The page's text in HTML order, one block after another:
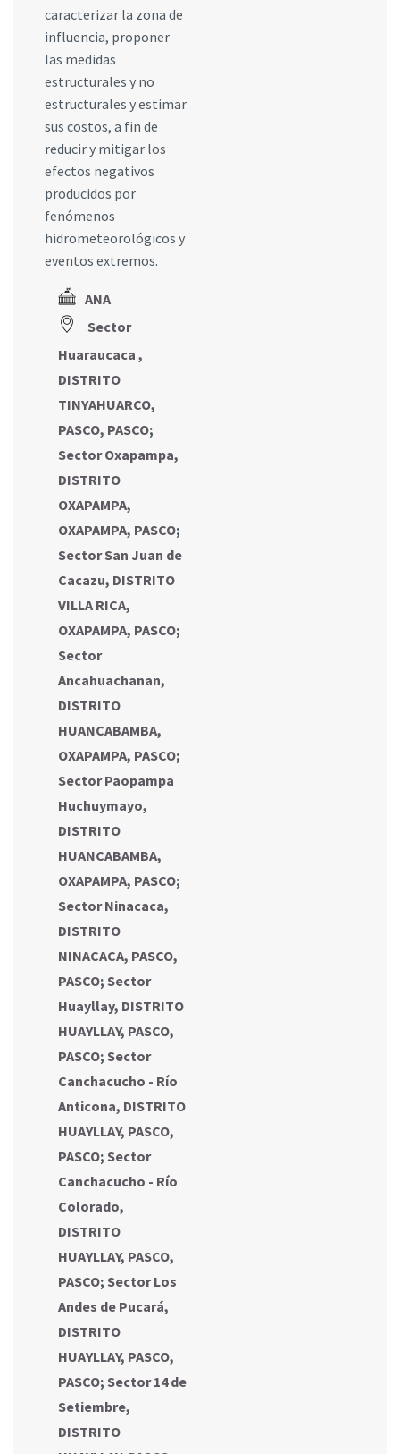
caracterizar la zona de
influencia, proponer
las medidas
estructurales y no
estructurales y estimar
sus costos, a fin de
reducir y mitigar los
efectos negativos
producidos por
fenómenos
hidrometeorológicos y
eventos extremos.
ANA
Sector
Huaraucaca ,
DISTRITO
TINYAHUARCO,
PASCO, PASCO;
Sector Oxapampa,
DISTRITO
OXAPAMPA,
OXAPAMPA, PASCO;
Sector San Juan de
Cacazu, DISTRITO
VILLA RICA,
OXAPAMPA, PASCO;
Sector
Ancahuachanan,
DISTRITO
HUANCABAMBA,
OXAPAMPA, PASCO;
Sector Paopampa
Huchuymayo,
DISTRITO
HUANCABAMBA,
OXAPAMPA, PASCO;
Sector Ninacaca,
DISTRITO
NINACACA, PASCO,
PASCO; Sector
Huayllay, DISTRITO
HUAYLLAY, PASCO,
PASCO; Sector
Canchacucho - Río
Anticona, DISTRITO
HUAYLLAY, PASCO,
PASCO; Sector
Canchacucho - Río
Colorado,
DISTRITO
HUAYLLAY, PASCO,
PASCO; Sector Los
Andes de Pucará,
DISTRITO
HUAYLLAY, PASCO,
PASCO; Sector 14 de
Setiembre,
DISTRITO